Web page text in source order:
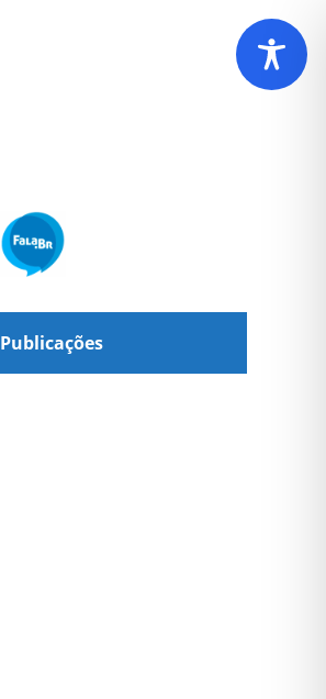
Publicações